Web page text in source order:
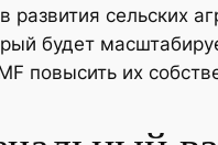
развития сельских
будет
повысить их